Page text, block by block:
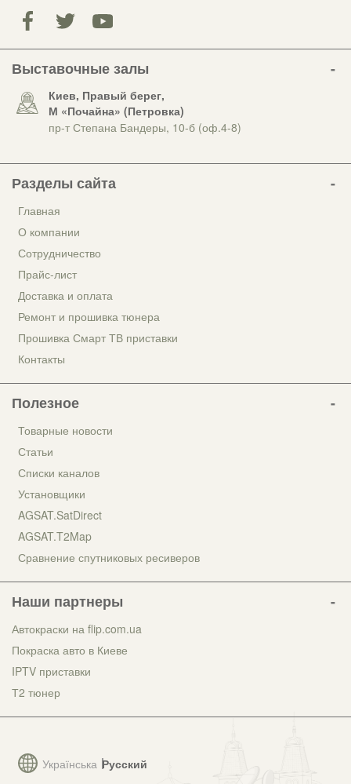
Выставочные залы
Киев, Правый берег,
М «Почайна» (Петровка)
пр-т Степана Бандеры, 10-б (оф.4-8)
Українська Русский
Разделы сайта
Главная
О компании
Сотрудничество
Прайс-лист
Доставка и оплата
Ремонт и прошивка тюнера
Прошивка Смарт ТВ приставки
Контакты
Полезное
Товарные новости
Статьи
Списки каналов
Установщики
AGSAT.SatDirect
AGSAT.T2Map
Сравнение спутниковых ресиверов
Наши партнеры
Автокраски на flip.com.ua
Покраска авто в Киеве
IPTV приставки
Т2 тюнер